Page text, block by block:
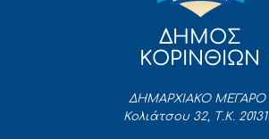
ΔΗΜΟΣ
ΚΟΡΙΝΘΙΩΝ
ΔΗΜΑΡΧΙΑΚΟ ΜΕΓΑΡΟ
Κολιάτσου 32, Τ.Κ. 20131